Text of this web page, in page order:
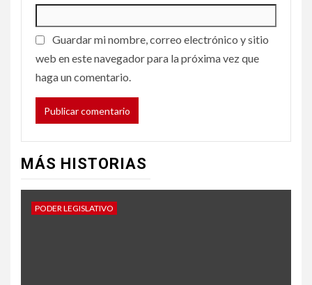
Guardar mi nombre, correo electrónico y sitio
web en este navegador para la próxima vez que
haga un comentario.
MÁS HISTORIAS
PODER LEGISLATIVO